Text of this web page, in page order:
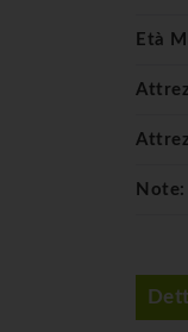
Età
Note: